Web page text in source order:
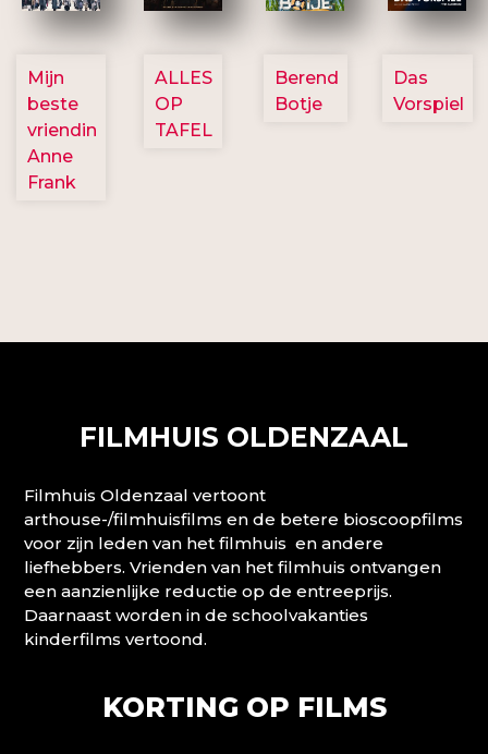
2757
Mijn
beste
vriendin
Anne
Frank
3154
ALLES
OP
TAFEL
2799
Berend
Botje
2777
Das
Vorspiel
FILMHUIS OLDENZAAL
Filmhuis Oldenzaal vertoont
arthouse-/filmhuisfilms en de betere bioscoopfilms
voor zijn leden van het filmhuis en andere
liefhebbers. Vrienden van het filmhuis ontvangen
een aanzienlijke reductie op de entreeprijs.
Daarnaast worden in de schoolvakanties
kinderfilms vertoond.
KORTING OP FILMS